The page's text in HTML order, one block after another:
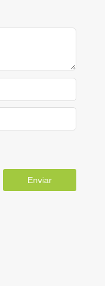
Enviar